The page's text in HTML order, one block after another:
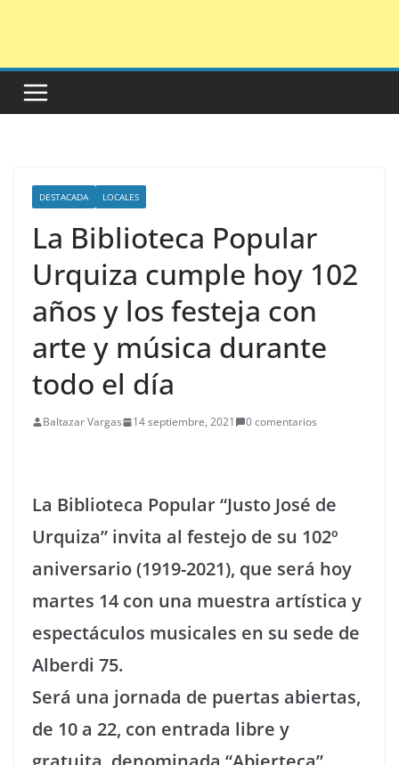
DESTACADA LOCALES
La Biblioteca Popular
Urquiza cumple hoy 102
años y los festeja con
arte y música durante
todo el día
Baltazar Vargas 14 septiembre, 2021 0 comentarios
La Biblioteca Popular “Justo José de
Urquiza” invita al festejo de su 102º
aniversario (1919-2021), que será hoy
martes 14 con una muestra artística y
espectáculos musicales en su sede de
Alberdi 75.
Será una jornada de puertas abiertas,
de 10 a 22, con entrada libre y